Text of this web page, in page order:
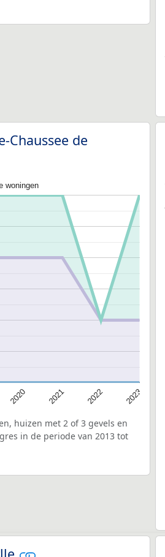
Chaussee de
woningen
2020 2021 2022 2023
huizen met 2 of 3 gevels en
in de periode van 2013 tot